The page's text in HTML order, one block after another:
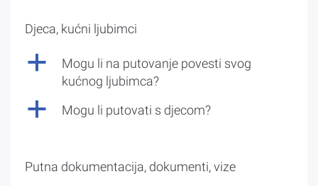
Djeca, kućni ljubimci
a
Mogu li na putovanje povesti svog
kućnog ljubimca?
a Mogu li putovati s djecom?
Putna dokumentacija, dokumenti, vize